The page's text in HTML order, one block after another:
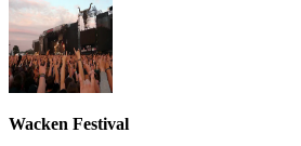
Wacken Festival